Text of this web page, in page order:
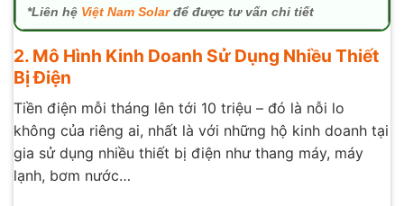
*Liên hệ Việt Nam Solarđể được tư vấn chi tiết
2. Mô Hình Kinh Doanh Sử Dụng Nhiều Thiết
Bị Điện
Tiền điện mỗi tháng lên tới 10 triệu – đó là nỗi lo
không của riêng ai, nhất là với những hộ kinh doanh tại
gia sử dụng nhiều thiết bị điện như thang máy, máy
lạnh, bơm nước…